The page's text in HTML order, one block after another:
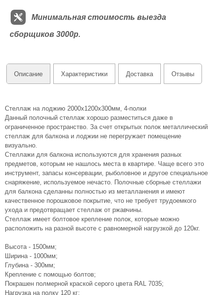
Минимальная стоимость выезда
сборщиков 3000р.
Описание Характеристики Доставка Отзывы
Стеллаж на лоджию 2000х1200х300мм, 4-полки
Данный полочный стеллаж хорошо разместиться даже в
ограниченное пространство. За счет открытых полок металлический
стеллаж для балкона и лоджии не перегружает помещение
визуально.
Стеллажи для балкона используются для хранения разных
предметов, которым не нашлось места в квартире. Чаще всего это
инструмент, запасы консервации, рыболовное и другое специальное
снаряжение, используемое нечасто. Полочные сборные стеллажи
для балкона сделанны полностью из металланения и имеют
качественное порошковое покрытие, что не требует трудоемкого
ухода и предотвращает стеллаж от ржавчины.
Стеллаж имеет болтовое крепление полок, которые можно
расположить на разной высоте с равномерной нагрузкой до 120кг.
Высота - 1500мм;
Ширина - 1000мм;
Глубина - 300мм;
Крепление с помощью болтов;
Покрашен полмерной краской серого цвета RAL 7035;
Нагрузка на полку 120 кг;